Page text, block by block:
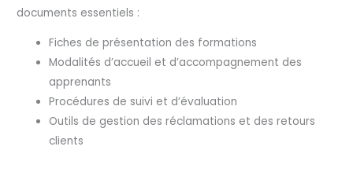
documents essentiels :
Fiches de présentation des formations
Modalités d’accueil et d’accompagnement des
apprenants
Procédures de suivi et d’évaluation
Outils de gestion des réclamations et des retours
clients